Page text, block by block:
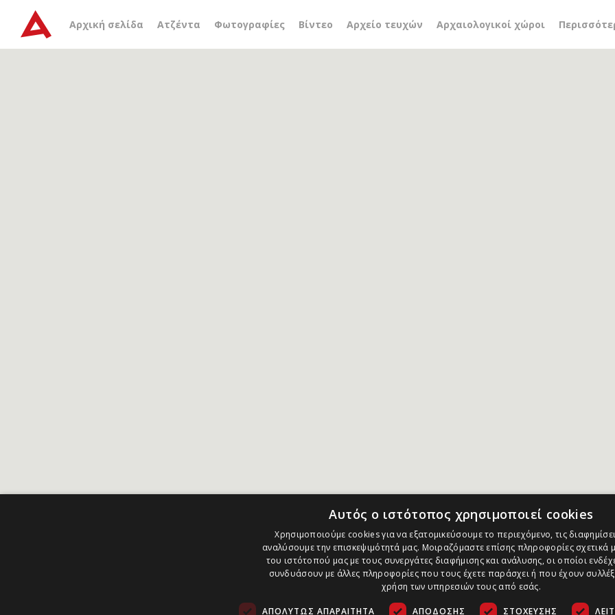
Αρχική σελίδα Ατζέντα Φωτογραφίες Βίντεο Αρχείο τευχών Αρχαιολογικοί χώροι
Αρχείο ετικέτας κλεμμένοι πίνακες
Αυτός ο ιστότοπος χρησιμοποιεί cookies
Χρησιμοποιούμε cookies για να εξατομικεύσουμε το περιεχόμενο, τις
αναλύσουμε την επισκεψιμότητά μας. Μοιραζόμαστε επίσης πληροφορίες σχετικά
του ιστότοπού μας με τους συνεργάτες διαφήμισης και ανάλυσης, οι οποίοι
συνδυάσουν με άλλες πληροφορίες που τους έχετε παράσχει ή που έχουν
χρήση των υπηρεσιών τους από εσάς.
ΑΠΟΛΎΤΩΣ ΑΠΑΡΑΊΤΗΤΑ ΑΠΌΔΟΣΗΣ ΣΤΌΧΕΥΣΗΣ